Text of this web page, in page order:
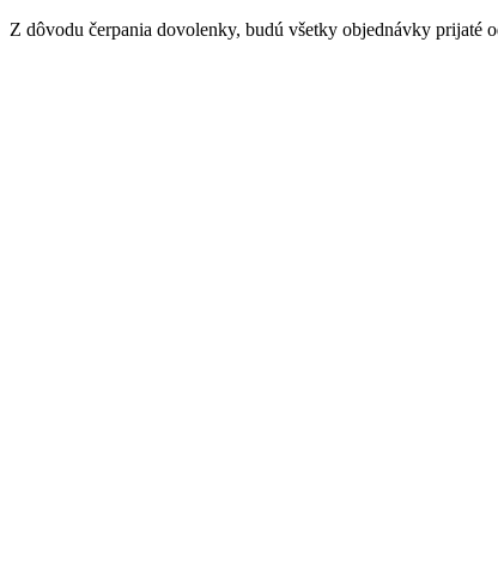
Z dôvodu čerpania dovolenky, budú všetky objednávky prijaté